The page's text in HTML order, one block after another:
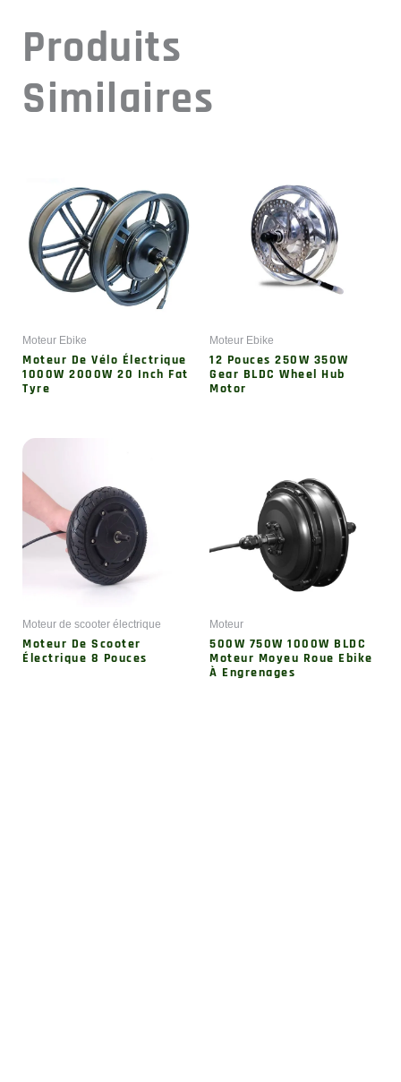
Produits
Similaires
Moteur Ebike
Moteur De Vélo Électrique
1000W 2000W 20 Inch Fat
Tyre
Moteur Ebike
12 Pouces 250W 350W
Gear BLDC Wheel Hub
Motor
Moteur de scooter électrique
Moteur De Scooter
Électrique 8 Pouces
Moteur
500W 750W 1000W BLDC
Moteur Moyeu Roue Ebike
À Engrenages